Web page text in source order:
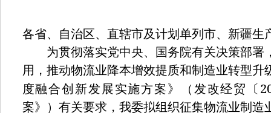
各省、自治区、直辖市及计划单列市、新疆生
为贯彻落实党中央、国务院有关决策部署
用，推动物流业降本增效提质和制造业转型升
度融合创新发展实施方案》（发改经贸〔
案》）有关要求，我委拟组织征集物流业制造